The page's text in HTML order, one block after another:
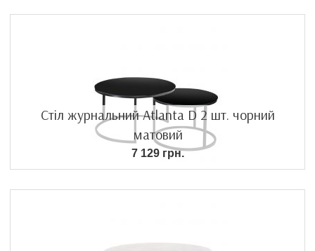
Стіл журнальний Atlanta D 2 шт. чорний
матовий
7 129 грн.